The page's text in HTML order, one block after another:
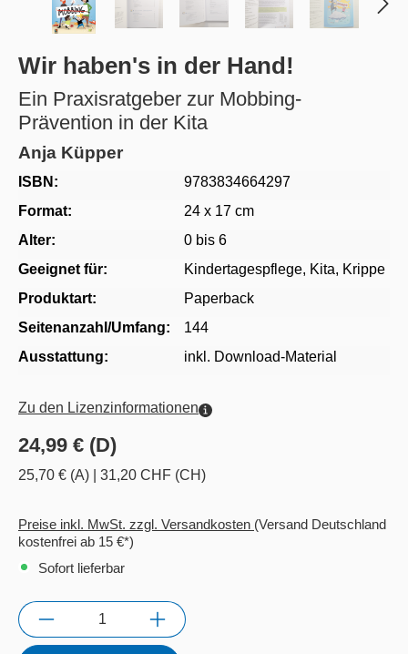
Wir haben's in der Hand!
Ein Praxisratgeber zur Mobbing-
Prävention in der Kita
Anja Küpper
ISBN:
9783834664297
Format:
24 x 17 cm
Alter:
0 bis 6
Geeignet für:
Kindertagespflege, Kita, Krippe
Produktart:
Paperback
Seitenanzahl/Umfang:
144
Ausstattung:
inkl. Download-Material
Zu den Lizenzinformationen
24,99 € (D)
25,70 € (A) 31,20 CHF (CH)
Preise inkl. MwSt. zzgl. Versandkosten (Versand Deutschland
kostenfrei ab 15 €*)
Sofort lieferbar
Anzahl